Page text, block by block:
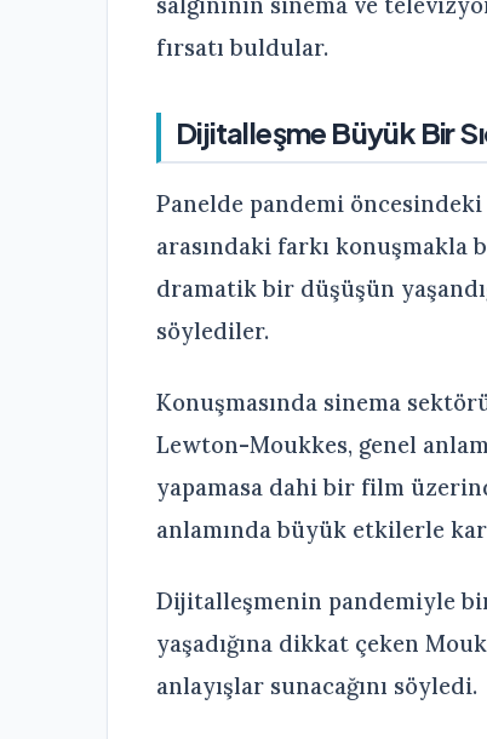
fırsatı buldular.
Dijitalleşme Büyük Bir
Panelde pandemi öncesindeki
arasındaki farkı konuşmakla
dramatik bir düşüşün
söylediler.
Konuşmasında sinema
Lewton-Moukkes, genel
yapamasa dahi bir film
anlamında büyük etkilerle
Dijitalleşmenin pandemiyle
yaşadığına dikkat çeken
anlayışlar sunacağını söyledi.